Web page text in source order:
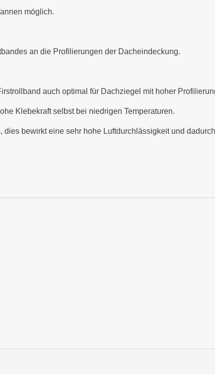
möglich.
an die Profilierungen der Dacheindeckung.
auch optimal für Dachziegel mit hoher
Klebekraft selbst bei niedrigen Temperaturen.
bewirkt eine sehr hohe Luftdurchlässigkeit und